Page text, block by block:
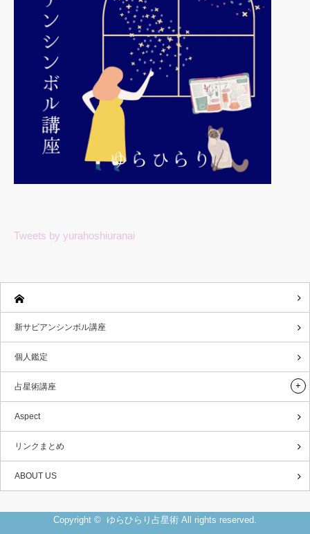
Tweets by yurahoshiuranai
新サビアンシンボル講座
個人鑑定
占星術講座
Aspect
リンクまとめ
ABOUT US
Copyright © ゆらひらり占星術 All rights reserved.